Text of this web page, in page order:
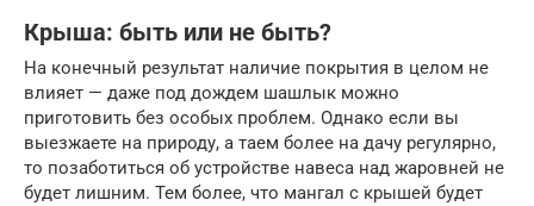
Крыша: быть или не быть?
На конечный результат наличие покрытия в целом не
влияет — даже под дождем шашлык можно
приготовить без особых проблем. Однако если вы
выезжаете на природу, а таем более на дачу регулярно,
то позаботиться об устройстве навеса над жаровней не
будет лишним. Тем более, что мангал с крышей будет